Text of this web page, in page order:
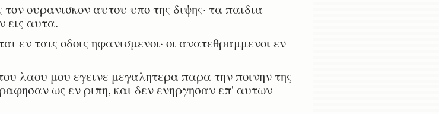
ουρανισκον αυτου υπο της διψης· τα παιδια
εις αυτα.
εν ταις οδοις ηφανισμενοι· οι ανατεθραμμενοι εν
λαου μου εγεινε μεγαλητερα παρα την ποινην της
ως εν ριπη, και δεν ενηργησαν επ' αυτων